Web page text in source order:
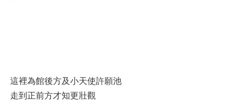
這裡為館後方及小天使許願池
走到正前方才知更壯觀